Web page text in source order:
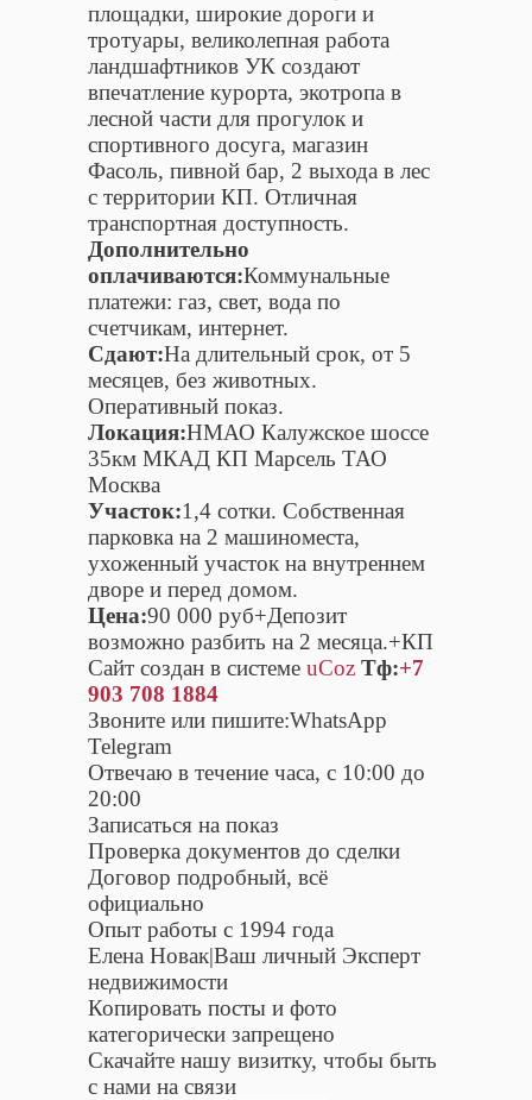
площадки, широкие дороги и
тротуары, великолепная работа
ландшафтников УК создают
впечатление курорта, экотропа в
лесной части для прогулок и
спортивного досуга, магазин
Фасоль, пивной бар, 2 выхода в лес
с территории КП. Отличная
транспортная доступность.
Дополнительно
оплачиваются:Коммунальные
платежи: газ, свет, вода по
счетчикам, интернет.
Сдают:На длительный срок, от 5
месяцев, без животных.
Оперативный показ.
Локация:НМАО Калужское шоссе
35км МКАД КП Марсель ТАО
Москва
Участок:1,4 сотки. Собственная
парковка на 2 машиноместа,
ухоженный участок на внутреннем
дворе и перед домом.
Цена:90 000 руб+Депозит
возможно разбить на 2 месяца.+КП
Сайт создан в системе uCoz Тф:+7
903 708 1884
Звоните или пишите:WhatsApp
Telegram
Отвечаю в течение часа, с 10:00 до
20:00
Записаться на показ
Проверка документов до сделки
Договор подробный, всё
официально
Опыт работы с 1994 года
Елена Новак|Ваш личный Эксперт
недвижимости
Копировать посты и фото
категорически запрещено
Скачайте нашу визитку, чтобы быть
с нами на связи